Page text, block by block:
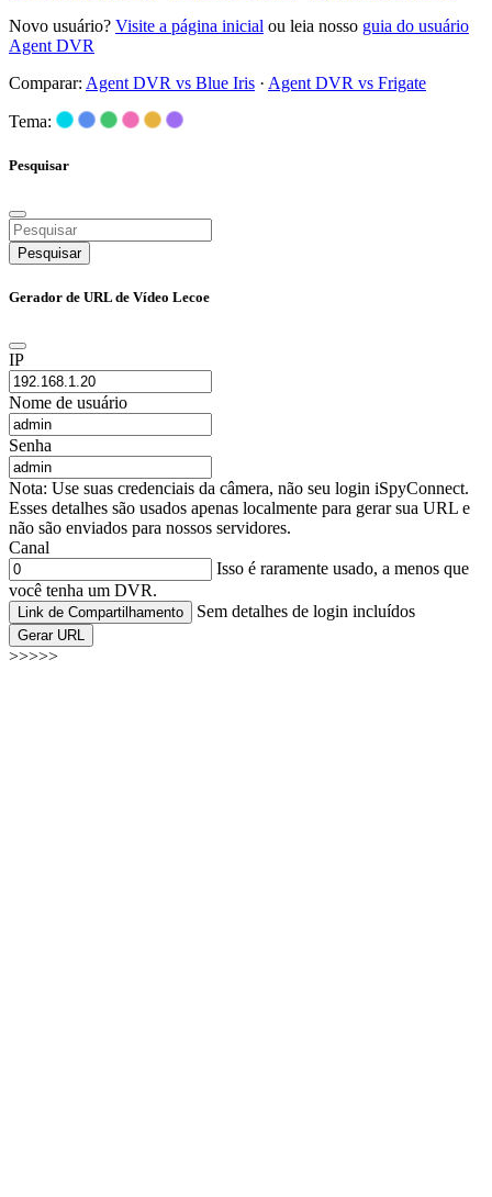
Novo usuário? Visite a página inicial ou leia nosso guia do usuário
Agent DVR
Comparar: Agent DVR vs Blue Iris · Agent DVR vs Frigate
Tema:
Pesquisar
Pesquisar
Gerador de URL de Vídeo Lecoe
IP
Nome de usuário
Senha
Nota: Use suas credenciais da câmera, não seu login iSpyConnect.
Esses detalhes são usados apenas localmente para gerar sua URL e
não são enviados para nossos servidores.
Canal
Isso é raramente usado, a menos que
você tenha um DVR.
Link de Compartilhamento Sem detalhes de login incluídos
Gerar URL
>>>>>